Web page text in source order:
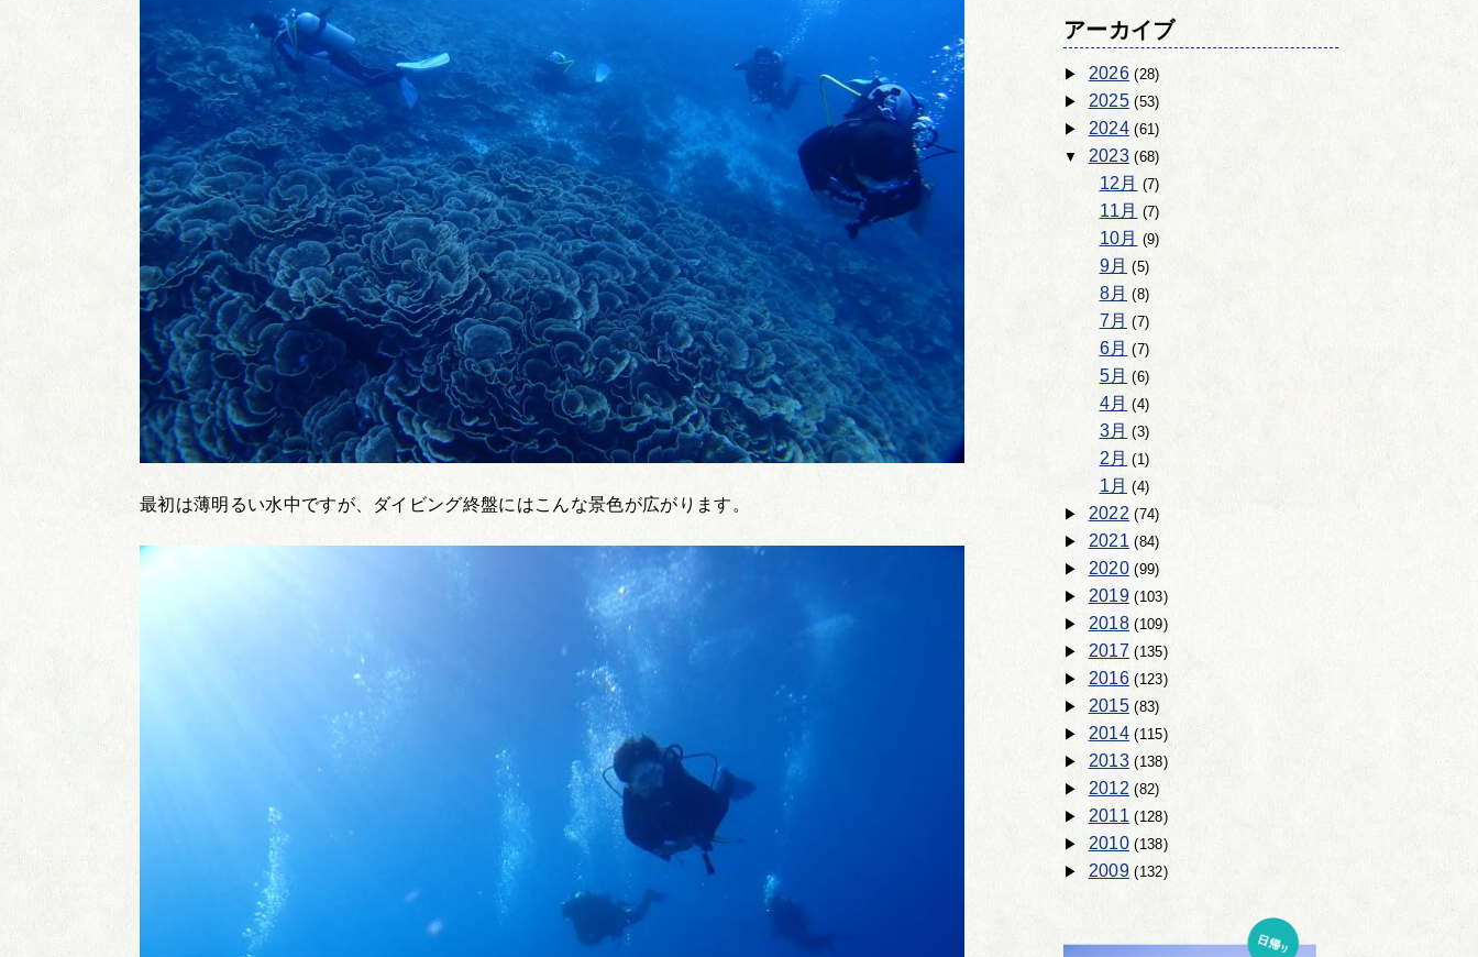
最初は薄明るい水中ですが、ダイビング終盤にはこんな景色が広がります。
アーカイブ
2026(28)
2025(53)
2024(61)
2023(68)
12月 (7)
11月 (7)
10月 (9)
9月 (5)
8月 (8)
7月 (7)
6月 (7)
5月 (6)
4月 (4)
3月 (3)
2月 (1)
1月 (4)
2022(74)
2021(84)
2020(99)
2019(103)
2018(109)
2017 (135)
2016(123)
2015(83)
2014(115)
2013(138)
2012 (82)
2011(128)
2010(138)
2009(132)